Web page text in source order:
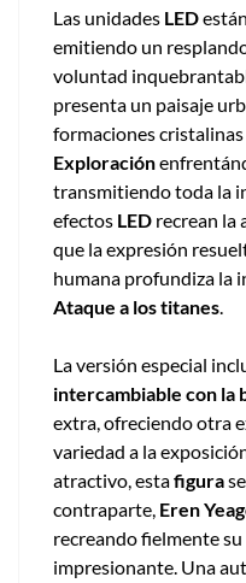
Las unidades LED
emitiendo un
voluntad
presenta un paisaje
formaciones
Exploración
transmitiendo toda la
efectos LED recrean la
que la expresión
humana profundiza la
Ataque a los titanes.
La versión especial
intercambiable con la
extra, ofreciendo otra
variedad a la
atractivo, estafigura
contraparte, Eren
recreando fielmente
impresionante. Una